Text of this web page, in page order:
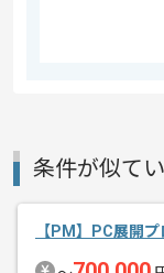
条件が似て
【PM】PC展開